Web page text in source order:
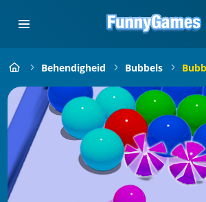
Behendigheid Bubbels